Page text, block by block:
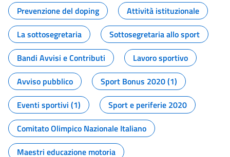
Prevenzione del doping
Attività istituzionale
La sottosegretaria
Sottosegretaria allo sport
Bandi Avvisi e Contributi
Lavoro sportivo
Avviso pubblico
Sport Bonus 2020 (1)
Eventi sportivi (1)
Sport e periferie 2020
Comitato Olimpico Nazionale Italiano
Maestri educazione motoria